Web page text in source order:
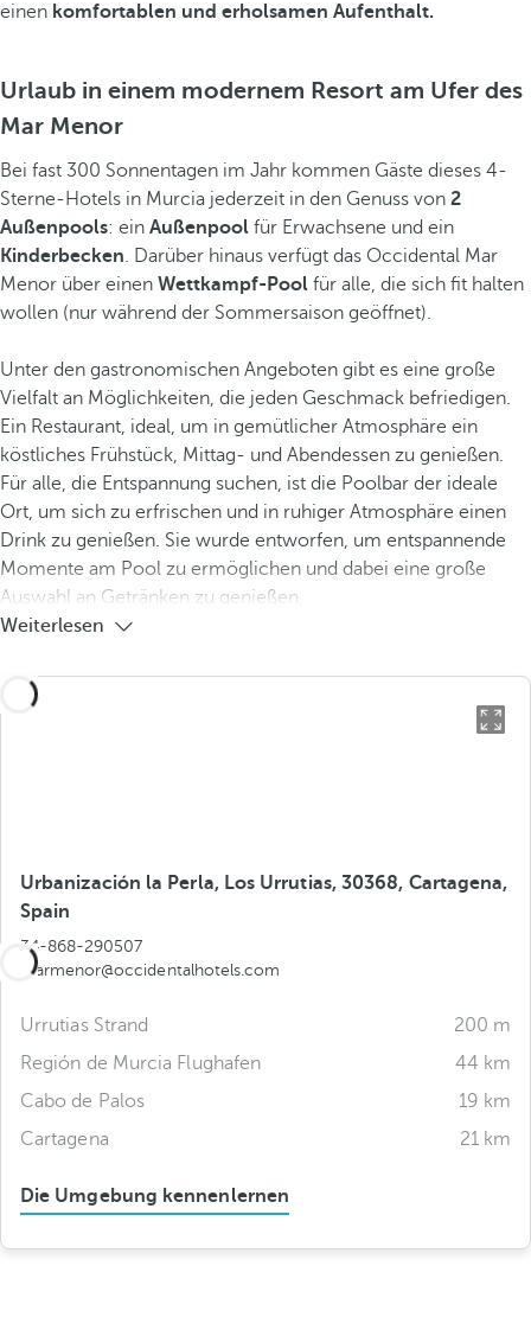
einen komfortablen und erholsamen Aufenthalt.
Urlaub in einem modernem Resort am Ufer des
Mar Menor
Bei fast 300 Sonnentagen im Jahr kommen Gäste dieses 4-
Sterne-Hotels in Murcia jederzeit in den Genuss von 2
Außenpools: ein Außenpool für Erwachsene und ein
Kinderbecken. Darüber hinaus verfügt das Occidental Mar
Menor über einen Wettkampf-Pool für alle, die sich fit halten
wollen (nur während der Sommersaison geöffnet).
Unter den gastronomischen Angeboten gibt es eine große
Vielfalt an Möglichkeiten, die jeden Geschmack befriedigen.
Ein Restaurant, ideal, um in gemütlicher Atmosphäre ein
köstliches Frühstück, Mittag- und Abendessen zu genießen.
Für alle, die Entspannung suchen, ist die Poolbar der ideale
Ort, um sich zu erfrischen und in ruhiger Atmosphäre einen
Drink zu genießen. Sie wurde entworfen, um entspannende
Momente am Pool zu ermöglichen und dabei eine große
Auswahl an Getränken zu genießen.
Weiterlesen
Urbanización la Perla, Los Urrutias, 30368, Cartagena,
Spain
34-868-290507
marmenor@occidentalhotels.com
Urrutias Strand
200 m
Región de Murcia Flughafen
44 km
Cabo de Palos
19 km
Cartagena
21 km
Die Umgebung kennenlernen